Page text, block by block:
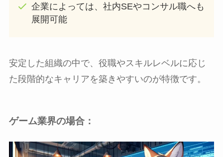
企業によっては、社内SEやコンサル職へも
展開可能
安定した組織の中で、役職やスキルレベルに応じ
た段階的なキャリアを築きやすいのが特徴です。
ゲーム業界の場合：